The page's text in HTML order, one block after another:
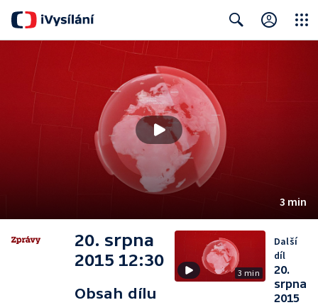
3 min
20. srpna
2015 12:30
Obsah dílu
3 min
Další
díl
20.
srpna
2015